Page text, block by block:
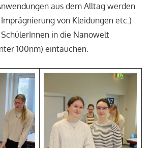
aus dem Alltag werden
von Kleidungen etc.)
in die Nanowelt
100nm) eintauchen.